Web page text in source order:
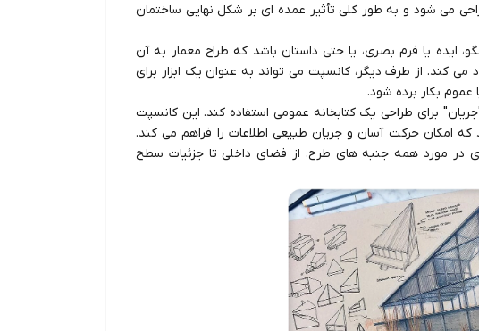
می شود و به طور کلی تأثیر عمده ای بر شکل نهایی ساختمان
ایده یا فرم بصری، یا حتی داستان باشد که طراح معمار به آن
می کند. از طرف دیگر، کانسپت می تواند به عنوان یک ابزار برای
عموم بکار برده شود.
برای طراحی یک کتابخانه عمومی استفاده کند. این کانسپت
که امکان حرکت آسان و جریان طبیعی اطلاعات را فراهم می کند.
در مورد همه جنبه های طرح، از فضای داخلی تا جزئیات سطح